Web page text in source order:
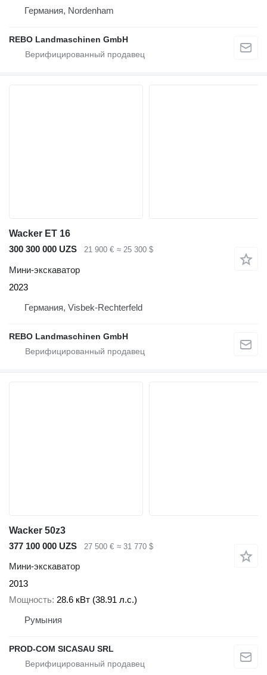
Германия, Nordenham
REBO Landmaschinen GmbH
Wacker ET 16
300 300 000 UZS
21 900 € ≈ 25 300 $
Мини-экскаватор
2023
Германия, Visbek-Rechterfeld
REBO Landmaschinen GmbH
Wacker 50z3
377 100 000 UZS
27 500 € ≈ 31 770 $
Мини-экскаватор
2013
Мощность 28.6 кВт (38.91 л.с.)
Румыния
PROD-COM SICASAU SRL